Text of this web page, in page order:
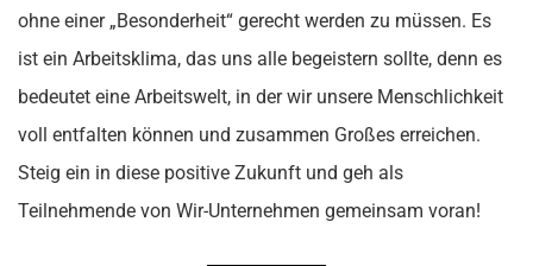
ohne einer „Besonderheit“ gerecht werden zu müssen. Es
ist ein Arbeitsklima, das uns alle begeistern sollte, denn es
bedeutet eine Arbeitswelt, in der wir unsere Menschlichkeit
voll entfalten können und zusammen Großes erreichen.
Steig ein in diese positive Zukunft und geh als
Teilnehmende von Wir-Unternehmen gemeinsam voran!